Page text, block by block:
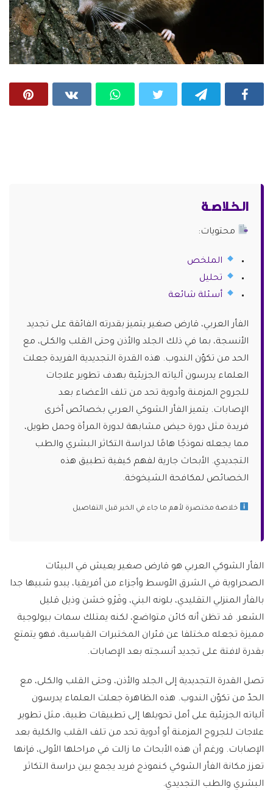
الـخـلاصـة
محتويات:
الملخص
تحليل
أسئلة شائعة
الفأر العربي، قارض صغير يتميز بقدرته الفائقة على تجديد
الأنسجة، بما في ذلك الجلد والأذن وحتى القلب والكلى، مع
الحد من تكوّن الندوب. هذه القدرة التجديدية الفريدة جعلت
العلماء يدرسون آلياته الجزيئية بهدف تطوير علاجات
للجروح المزمنة وأدوية تحد من تلف الأعضاء بعد
الإصابات. يتميز الفأر الشوكي العربي بخصائص أخرى
فريدة مثل دورة حيض مشابهة لدورة المرأة وحمل طويل،
مما يجعله نموذجًا هامًا لدراسة التكاثر البشري والطب
التجديدي. الأبحاث جارية لفهم كيفية تطبيق هذه
الخصائص لمكافحة الشيخوخة.
خلاصة مختصرة لأهم ما جاء في الخبر قبل التفاصيل
الفأر الشوكي العربي هو قارض صغير يعيش في البيئات
الصحراوية في الشرق الأوسط وأجزاء من أفريقيا، يبدو شبيها جدا
بالفأر المنزلي التقليدي، بلونه البني، وفَرْو خشن وذيل قليل
الشعر. قد تظن أنه كائن متواضع، لكنه يمتلك سمات بيولوجية
مميزة تجعله مختلفا عن فئران المختبرات القياسية، فهو يتمتع
بقدرة لافتة على تجديد أنسجته بعد الإصابات.
تصل القدرة التجديدية إلى الجلد والأذن، وحتى القلب والكلى، مع
الحدّ من تكوّن الندوب. هذه الظاهرة جعلت العلماء يدرسون
آلياته الجزيئية على أمل تحويلها إلى تطبيقات طبية، مثل تطوير
علاجات للجروح المزمنة أو أدوية تحد من تلف القلب والكلية بعد
الإصابات. ورغم أن هذه الأبحاث ما زالت في مراحلها الأولى، فإنها
تعزز مكانة الفأر الشوكي كنموذج فريد يجمع بين دراسة التكاثر
البشري والطب التجديدي.